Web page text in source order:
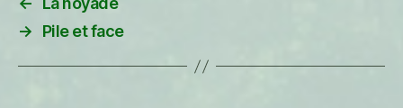
→
Pile et face